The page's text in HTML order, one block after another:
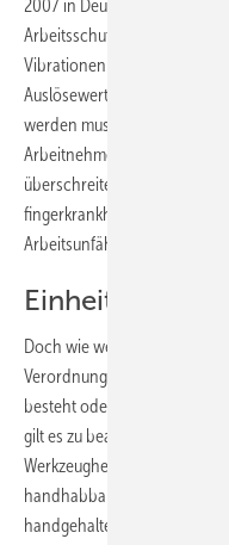
2007 in Deutschland gültige
Arbeitsschutzverordnung
Vibrationen einen auf einen
Auslösewert von 2,5 m/s²,
werden muss; Werte über 5
Arbeitnehmer mit
überschreiten, drohen
fingerkrankheit, längere
Arbeitsunfähigkeit.
Einheitliches
Doch wie weiß ein
Verordnung genügt? Wie
besteht oder nicht? Und
gilt es zu beachten? Fragen
Werkzeughersteller Atlas
handhabbare Methode zu
handgehaltenen